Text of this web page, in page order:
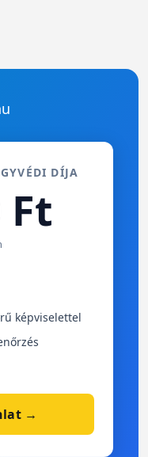
DÍJA
Ft
képviselettel
→